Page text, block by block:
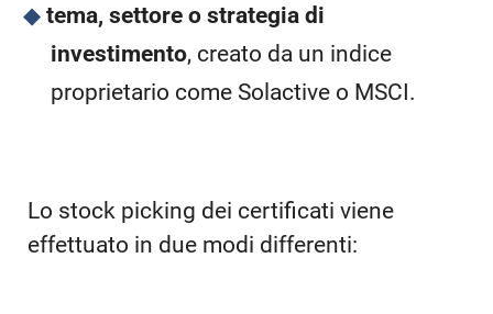
tema, settore o strategia di
investimento, creato da un indice
proprietario come Solactive o MSCI.
Lo stock picking dei certificati viene
effettuato in due modi differenti: